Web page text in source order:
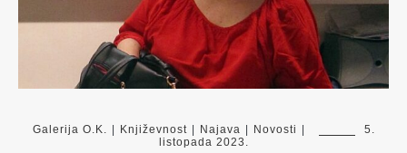
Galerija O.K. | Književnost | Najava | Novosti |
5.
listopada 2023.